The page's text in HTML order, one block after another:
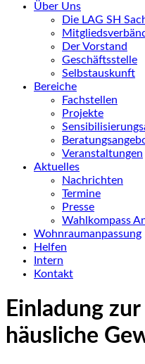
Über Uns
Die LAG SH
Der Vorstand
Geschäftsstelle
Selbstauskunft
Bereiche
Fachstellen
Projekte
Veranstaltungen
Aktuelles
Nachrichten
Termine
Presse
Wahlkompass
Wohnraumanpassung
Helfen
Intern
Kontakt
Einladung
häusliche